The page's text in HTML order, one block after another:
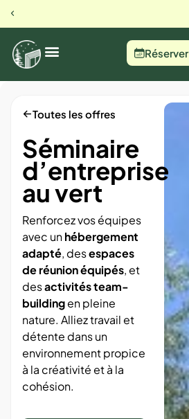
Réserver
Toutes les offres
Séminaire
d’entreprise
au vert
Renforcez vos équipes
avec unhébergement
adapté, desespaces
de réunion équipés, et
desactivités team-
buildingen pleine
nature. Alliez travail et
détente dans un
environnement propice
à la créativité et à la
cohésion.